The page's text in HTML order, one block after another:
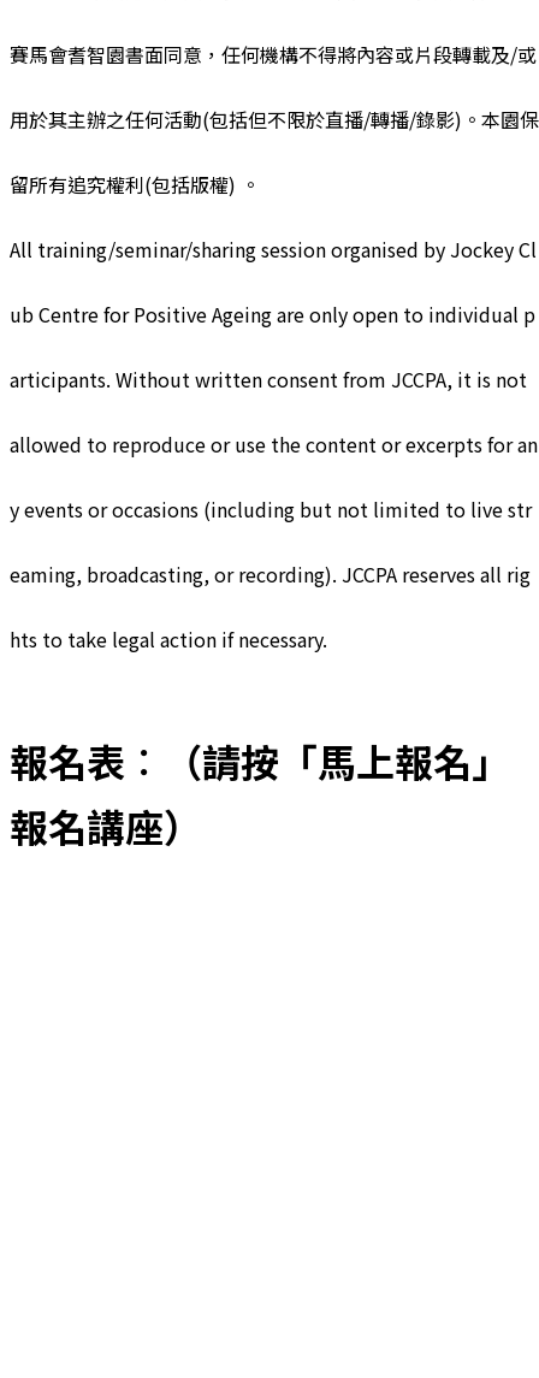
賽馬會耆智園書面同意，任何機構不得將內容或片段轉載及/或
用於其主辦之任何活動(包括但不限於直播/轉播/錄影)。本園保
留所有追究權利(包括版權) 。
All training/seminar/sharing session organised by Jockey Cl
ub Centre for Positive Ageing are only open to individual p
articipants. Without written consent from JCCPA, it is not
allowed to reproduce or use the content or excerpts for an
y events or occasions (including but not limited to live str
eaming, broadcasting, or recording). JCCPA reserves all rig
hts to take legal action if necessary.
報名表︰（請按「馬上報名」
報名講座）